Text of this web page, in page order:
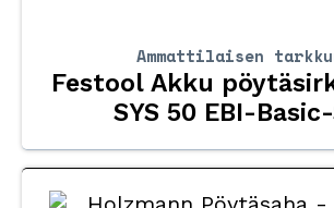
Ammattilaisen
Festool Akku
SYS 50 EBI-